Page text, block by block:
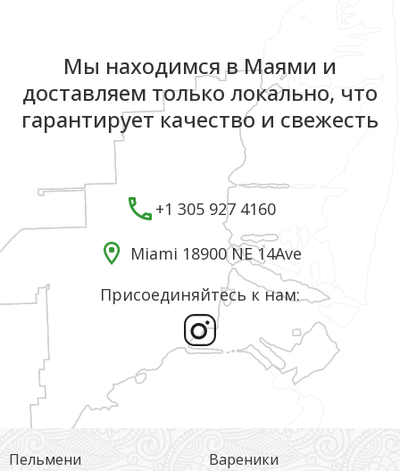
Мы находимся в Маями и
доставляем только локально, что
гарантирует качество и свежесть
+1 305 927 4160
Miami 18900 NE 14Ave
Присоединяйтесь к нам:
Пельмени
Вареники